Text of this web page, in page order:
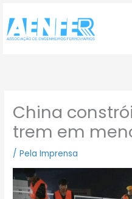
para
conteúdo
China
trem em
/Pela Imprensa